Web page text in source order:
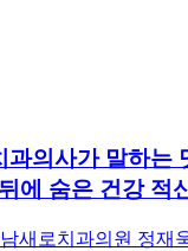
과의사가 말하는
에 숨은 건강 적
새로치과의원 정재